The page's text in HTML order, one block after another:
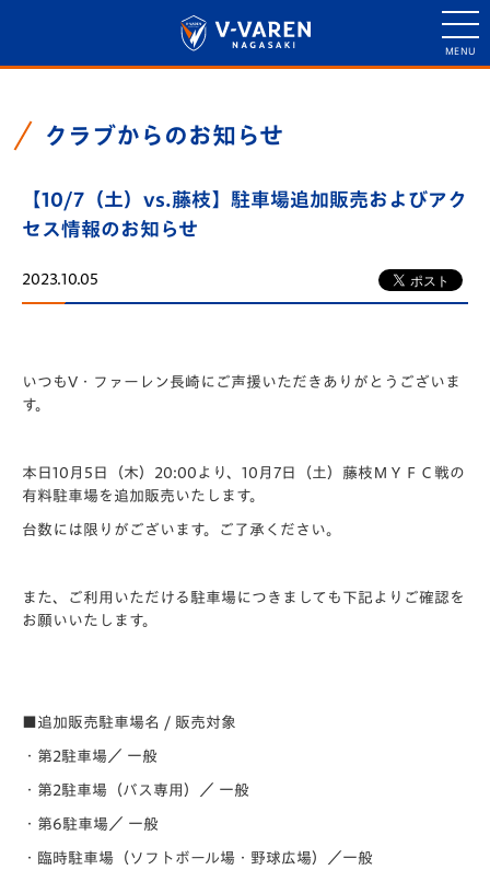
クラブからのお知らせ
【10/7（土）vs.藤枝】駐車場追加販売およびアク
セス情報のお知らせ
2023.10.05
いつもV・ファーレン長崎にご声援いただきありがとうございま
す。
本日10月5日（木）20:00より、10月7日（土）藤枝ＭＹＦＣ戦の
有料駐車場を追加販売いたします。
台数には限りがございます。ご了承ください。
また、ご利用いただける駐車場につきましても下記よりご確認を
お願いいたします。
■追加販売駐車場名 / 販売対象
・第2駐車場／ 一般
・第2駐車場（バス専用）／ 一般
・第6駐車場／ 一般
・臨時駐車場（ソフトボール場・野球広場）／一般